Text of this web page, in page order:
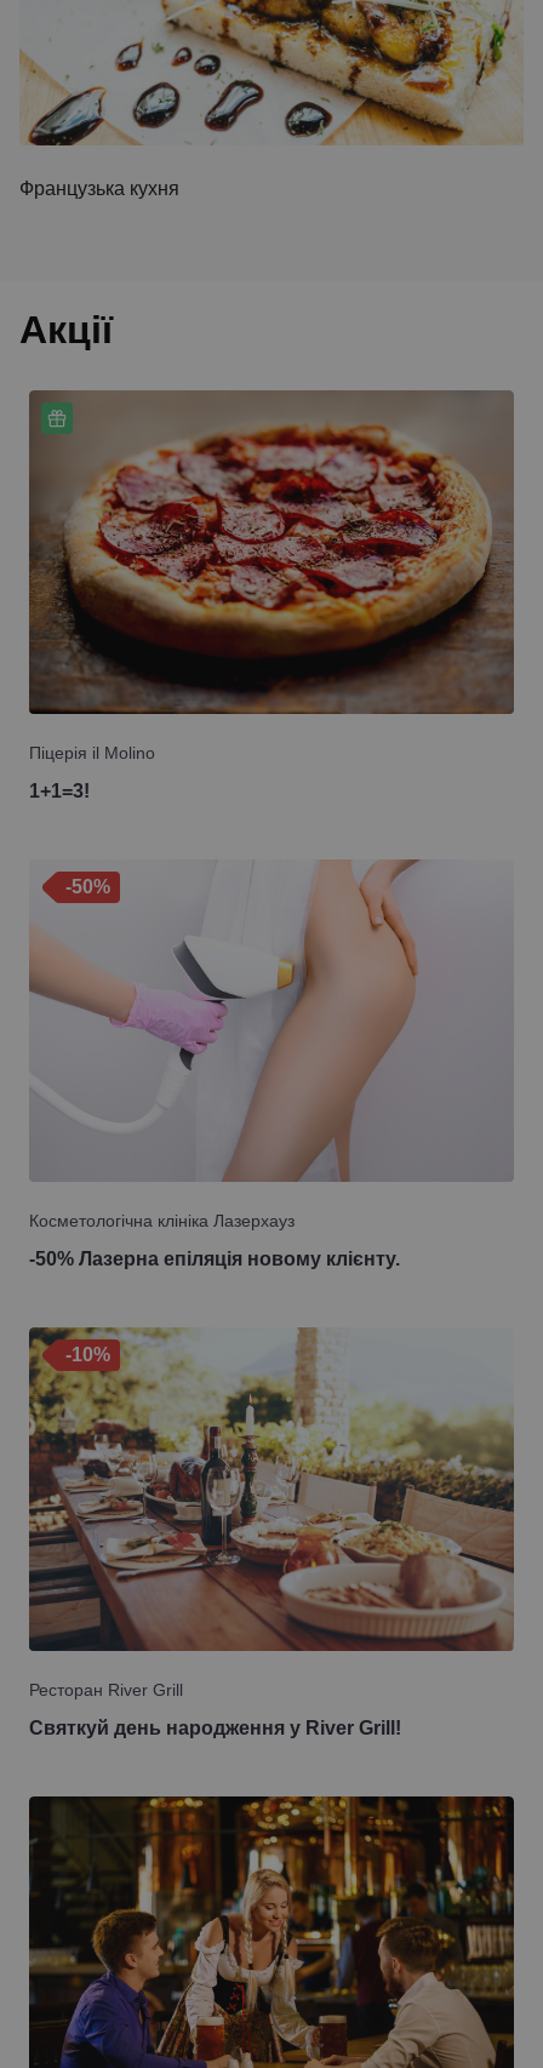
Французька кухня
Акції
Піцерія il Molino
1+1=3!
-50%
Косметологічна клініка Лазерхауз
-50% Лазерна епіляція новому клієнту.
-10%
Ресторан River Grill
Святкуй день народження у River Grill!